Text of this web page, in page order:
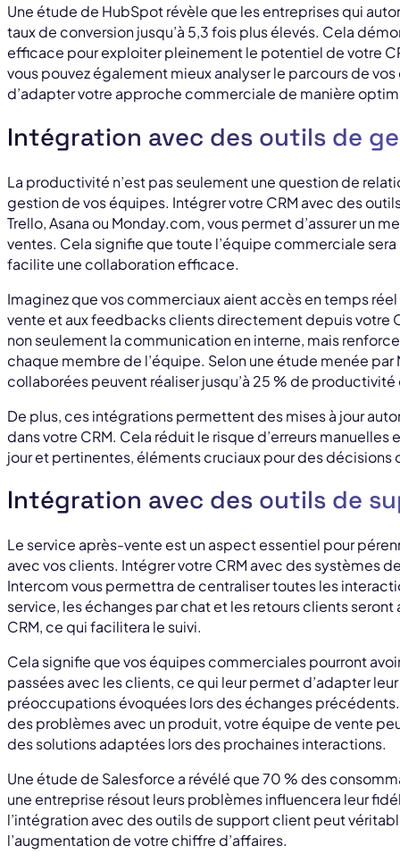
Une étude de HubSpot révèle que les entreprises qui
taux de conversion jusqu’à 5,3 fois plus élevés. Cela
efficace pour exploiter pleinement le potentiel de votre
vous pouvez également mieux analyser le parcours de
d’adapter votre approche commerciale de manière
Intégration avec des outils de
La productivité n’est pas seulement une question de
gestion de vos équipes. Intégrer votre CRM avec des
Trello, Asana ou Monday.com, vous permet d’assurer un
ventes. Cela signifie que toute l’équipe commerciale
facilite une collaboration efficace.
Imaginez que vos commerciaux aient accès en temps
vente et aux feedbacks clients directement depuis votre
non seulement la communication en interne, mais
chaque membre de l’équipe. Selon une étude menée par
collaborées peuvent réaliser jusqu’à 25 % de productivité
De plus, ces intégrations permettent des mises à jour
dans votre CRM. Cela réduit le risque d’erreurs manuelles
jour et pertinentes, éléments cruciaux pour des décisions
Intégration avec des outils de
Le service après-vente est un aspect essentiel pour
avec vos clients. Intégrer votre CRM avec des systèmes
Intercom vous permettra de centraliser toutes les
service, les échanges par chat et les retours clients
CRM, ce qui facilitera le suivi.
Cela signifie que vos équipes commerciales pourront
passées avec les clients, ce qui leur permet d’adapter
préoccupations évoquées lors des échanges
des problèmes avec un produit, votre équipe de vente
des solutions adaptées lors des prochaines interactions.
Une étude de Salesforce a révélé que 70 % des
une entreprise résout leurs problèmes influencera leur
l’intégration avec des outils de support client peut
l’augmentation de votre chiffre d’affaires.